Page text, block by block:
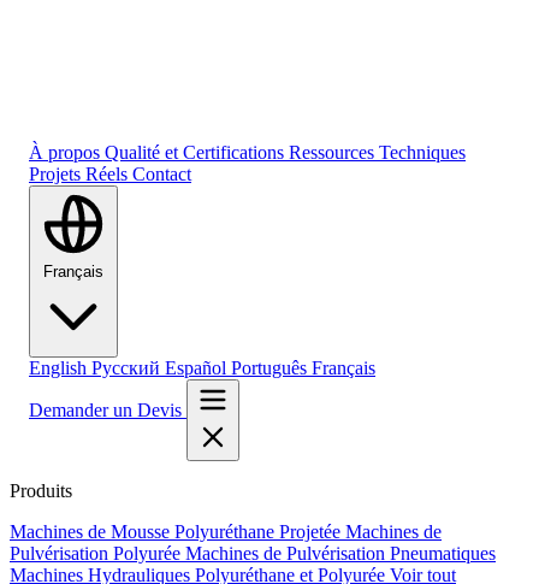
À propos Qualité et Certifications Ressources Techniques
Projets Réels Contact
English Русский Español Português Français
Demander un Devis
Produits
Machines de Mousse Polyuréthane Projetée Machines de
Pulvérisation Polyurée Machines de Pulvérisation Pneumatiques
Machines Hydrauliques Polyuréthane et Polyurée Voir tout